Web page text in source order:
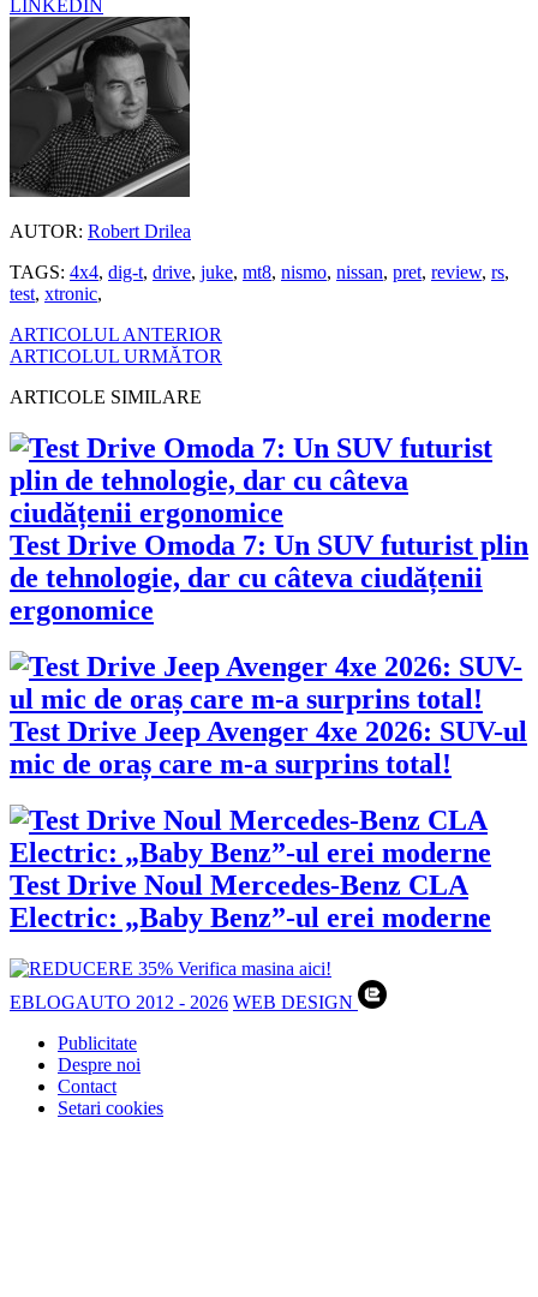
LINKEDIN
AUTOR: Robert Drilea
TAGS: 4x4, dig-t, drive, juke, mt8, nismo, nissan, pret, review, rs,
test, xtronic,
ARTICOLUL ANTERIOR
ARTICOLUL URMĂTOR
ARTICOLE SIMILARE
Test Drive Omoda 7: Un SUV futurist plin
de tehnologie, dar cu câteva ciudățenii
ergonomice
Test Drive Jeep Avenger 4xe 2026: SUV-ul
mic de oraș care m-a surprins total!
Test Drive Noul Mercedes-Benz CLA
Electric: „Baby Benz”-ul erei moderne
EBLOGAUTO 2012 - 2026 WEB DESIGN
Publicitate
Despre noi
Contact
Setari cookies